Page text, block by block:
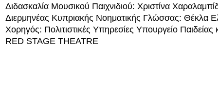
Διδασκαλία Μουσικού Παιχνιδιού: Χριστίνα
Διερμηνέας Κυπριακής Νοηματικής Γλώσσας: Θέκλα
Χορηγός: Πολιτιστικές Υπηρεσίες Υπουργείο Παιδείας
RED STAGE THEATRE